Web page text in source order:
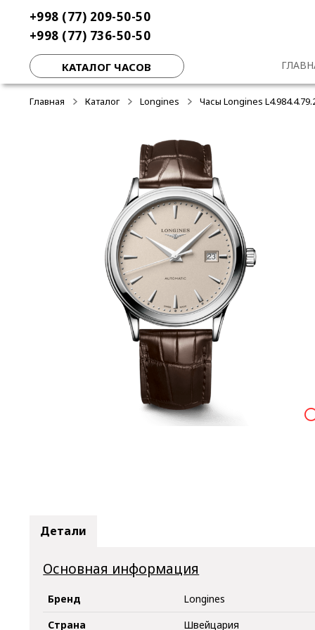
навигации
содержимому
+998 (77) 209-50-50
+998 (77) 736-50-50
КАТАЛОГ ЧАСОВ
Главная Каталог Longines Часы Longines
Детали
Основная информация
Бренд
Longines
Страна
Швейцария